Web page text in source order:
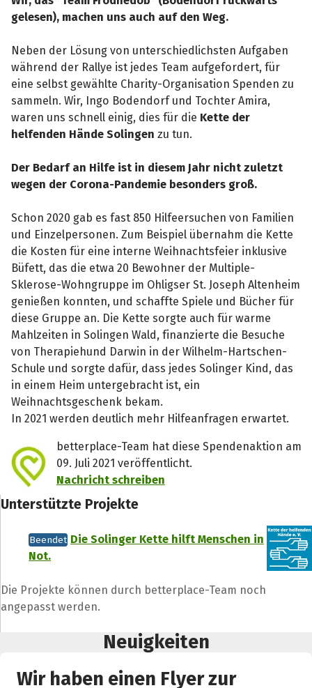
gelesen), machen uns auch auf den Weg.
Neben der Lösung von unterschiedlichsten Aufgaben
während der Rallye ist jedes Team aufgefordert, für
eine selbst gewählte Charity-Organisation Spenden zu
sammeln. Wir, Ingo Bodendorf und Tochter Amira,
waren uns schnell einig, dies für die Kette der
helfenden Hände Solingen zu tun.
Der Bedarf an Hilfe ist in diesem Jahr nicht zuletzt
wegen der Corona-Pandemie besonders groß.
Schon 2020 gab es fast 850 Hilfeersuchen von Familien
und Einzelpersonen. Zum Beispiel übernahm die Kette
die Kosten für eine interne Weihnachtsfeier inklusive
Büfett, das die etwa 20 Bewohner der Multiple-
Sklerose-Wohngruppe im Ohligser St. Joseph Altenheim
genießen konnten, und schaffte Spiele und Bücher für
diese Gruppe an. Die Kette sorgte auch für warme
Mahlzeiten in Solingen Wald, finanzierte die Besuche
von Therapiehund Darwin in der Wilhelm-Hartschen-
Schule und sorgte dafür, dass jedes Solinger Kind, das
in einem Heim untergebracht ist, ein
Weihnachtsgeschenk bekam.
In 2021 werden deutlich mehr Hilfeanfragen erwartet.
betterplace-Team hat diese Spendenaktion am
09. Juli 2021 veröffentlicht.
Nachricht schreiben
Unterstützte Projekte
Beendet Die Solinger Kette hilft Menschen in
Not.
Die Projekte können durch betterplace-Team noch
angepasst werden.
Neuigkeiten
Wir haben einen Flyer zur
Facebook WhatsApp